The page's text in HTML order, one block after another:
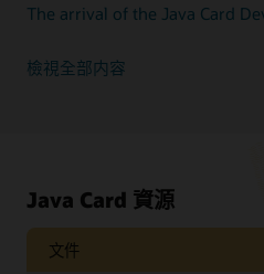
The arrival of the Java Card
檢視全部内容
Java Card 資源
文件